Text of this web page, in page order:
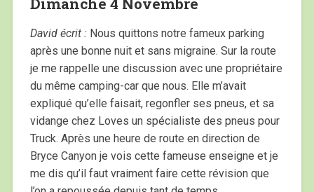
David écrit : Nous quittons notre fameux parking
après une bonne nuit et sans migraine. Sur la route
je me rappelle une discussion avec une propriétaire
du même camping-car que nous. Elle m’avait
expliqué qu’elle faisait, regonfler ses pneus, et sa
vidange chez Loves un spécialiste des pneus pour
Truck. Après une heure de route en direction de
Bryce Canyon je vois cette fameuse enseigne et je
me dis qu’il faut vraiment faire cette révision que